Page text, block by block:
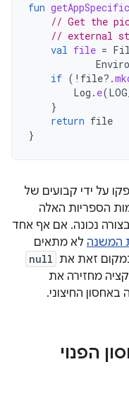
fun
// Get the
// external
val file =
if ( ! file?.
Log . e(
}
return file
}
על ידי קבועים של
הספריות האלה
נכונה. אם אף אחד
המשנה לא מתאים
זאת את null
מחזירה את
החיצוני.
הפנוי